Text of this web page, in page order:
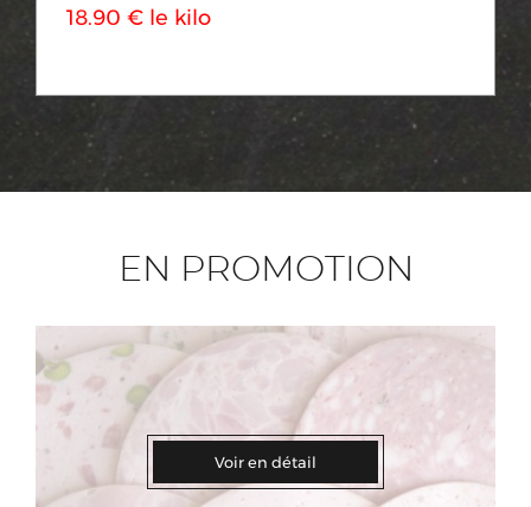
18.90 € le kilo
EN PROMOTION
Voir en détail